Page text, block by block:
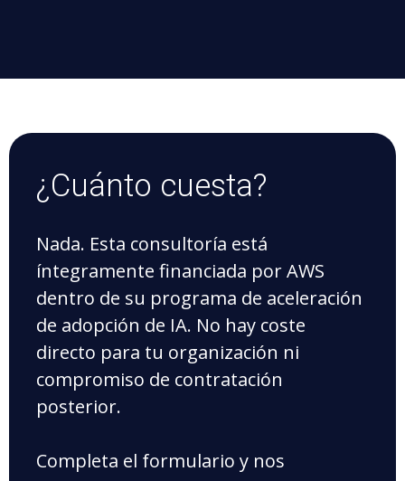
¿Cuánto cuesta?
Nada. Esta consultoría está
íntegramente financiada por AWS
dentro de su programa de aceleración
de adopción de IA. No hay coste
directo para tu organización ni
compromiso de contratación
posterior.
Completa el formulario y nos